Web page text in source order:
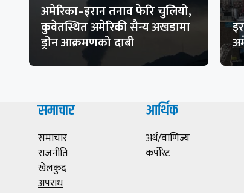
अमेरिका–इरान तनाव फेरि चुलियो,
कुवेतस्थित अमेरिकी सैन्य अखडामा
ड्रोन आक्रमणको दाबी
समाचार
समाचार
राजनीति
खेलकुद
अपराध
आर्थिक
अर्थ/वाणिज्य
कर्पोरेट